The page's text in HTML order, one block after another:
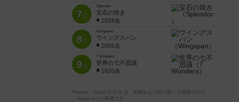
7位
Splendor
宝石の煌き
2029名
8位
Wingspan
ウイングスパン
2006名
9位
7 Wonders
世界の七不思議
1920名
※Apple、Apple のロゴ は、米国および他の国々で登録された
Apple Inc.の商標です。